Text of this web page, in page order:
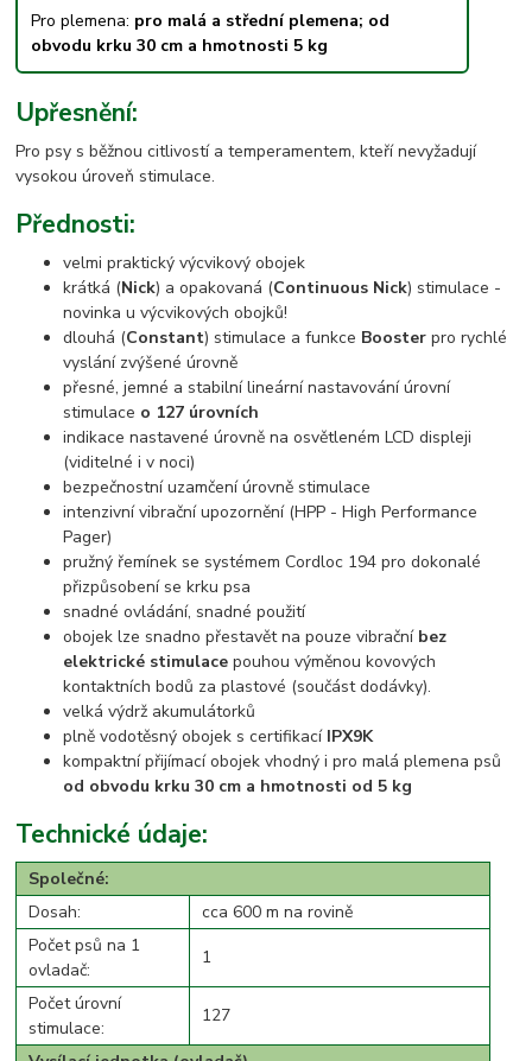
Pro plemena: pro malá a střední plemena; od
obvodu krku 30 cm a hmotnosti 5 kg
Upřesnění:
Pro psy s běžnou citlivostí a temperamentem, kteří nevyžadují
vysokou úroveň stimulace.
Přednosti:
velmi praktický výcvikový obojek
krátká (Nick) a opakovaná (Continuous Nick) stimulace -
novinka u výcvikových obojků!
dlouhá (Constant) stimulace a funkce Booster pro rychlé
vyslání zvýšené úrovně
přesné, jemné a stabilní lineární nastavování úrovní
stimulace o 127 úrovních
indikace nastavené úrovně na osvětleném LCD displeji
(viditelné i v noci)
bezpečnostní uzamčení úrovně stimulace
intenzivní vibrační upozornění (HPP - High Performance
Pager)
pružný řemínek se systémem Cordloc 194 pro dokonalé
přizpůsobení se krku psa
snadné ovládání, snadné použití
obojek lze snadno přestavět na pouze vibrační bez
elektrické stimulace pouhou výměnou kovových
kontaktních bodů za plastové (součást dodávky).
velká výdrž akumulátorků
plně vodotěsný obojek s certifikací IPX9K
kompaktní přijímací obojek vhodný i pro malá plemena psů
od obvodu krku 30 cm a hmotnosti od 5 kg
Technické údaje:
Společné:
Dosah:
cca 600 m na rovině
Počet psů na 1
ovladač:
1
Počet úrovní
stimulace:
127